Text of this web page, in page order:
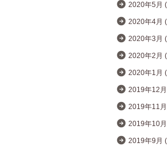
2020年5月
2020年4月
2020年3月
2020年2月
2020年1月
2019年12
2019年11
2019年10
2019年9月